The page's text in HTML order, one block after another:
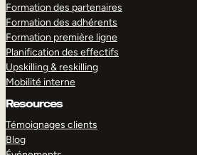
Formation des partenaires
Formation des adhérents
Formation première ligne
Planification des effectifs
Upskilling & reskilling
Mobilité interne
Resources
Témoignages clients
Blog